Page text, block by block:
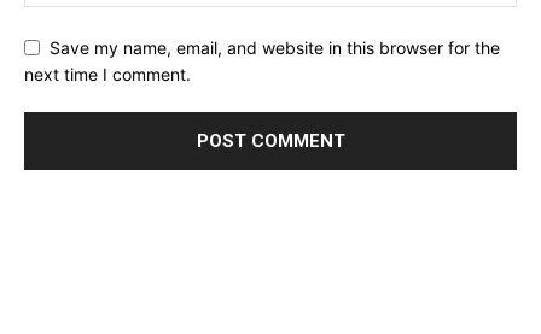
Save my name, email, and website in this browser for the
next time I comment.